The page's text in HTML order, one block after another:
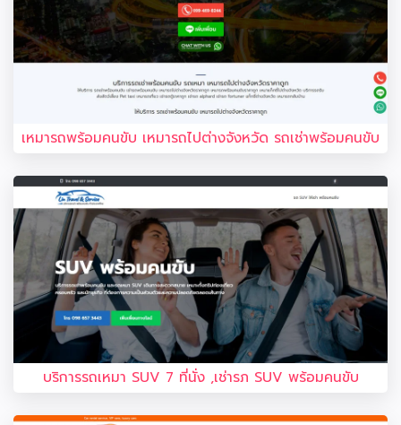
เหมารถพร้อมคนขับ เหมารถไปต่างจังหวัด รถเช่าพร้อมคนขับ
บริการรถเหมา SUV 7 ที่นั่ง ,เช่ารภ SUV พร้อมคนขับ